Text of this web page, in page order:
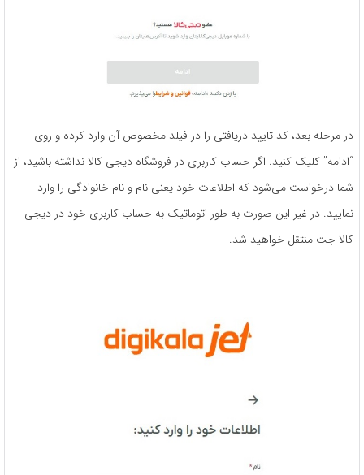
در مرحله بعد، کد تایید دریافتی را در فیلد مخصوص آن وارد کرده و روی
“ادامه” کلیک کنید. اگر حساب کاربری در فروشگاه دیجی کالا نداشته باشید، از
شما درخواست می‌شود که اطلاعات خود یعنی نام و نام خانوادگی را وارد
نمایید. در غیر این صورت به طور اتوماتیک به حساب کاربری خود در دیجی
کالا جت منتقل خواهید شد.